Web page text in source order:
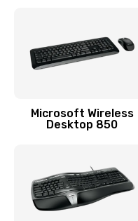
Ремонт
Ремонт
Microsoft Wireless
Desktop 850